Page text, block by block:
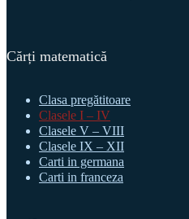
Cărți matematică
Clasa pregătitoare
Clasele I – IV
Clasele V – VIII
Clasele IX – XII
Carti in germana
Carti in franceza